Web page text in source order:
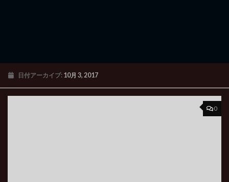
日付アーカイブ: 10月 3, 2017
0